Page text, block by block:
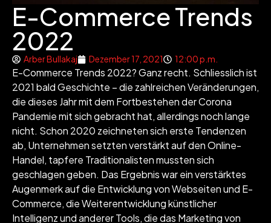
E-Commerce Trends
2022
Arber Bullakaj Dezember 17, 2021 12:00 p.m.
E-Commerce Trends 2022? Ganz recht. Schliesslich ist
2021 bald Geschichte – die zahlreichen Veränderungen,
die dieses Jahr mit dem Fortbestehen der Corona
Pandemie mit sich gebracht hat, allerdings noch lange
nicht. Schon 2020 zeichneten sich erste Tendenzen
ab, Unternehmen setzten verstärkt auf den Online-
Handel, tapfere Traditionalisten mussten sich
geschlagen geben. Das Ergebnis war ein verstärktes
Augenmerk auf die Entwicklung von Webseiten und E-
Commerce, die Weiterentwicklung künstlicher
Intelligenz und anderer Tools, die das Marketing von